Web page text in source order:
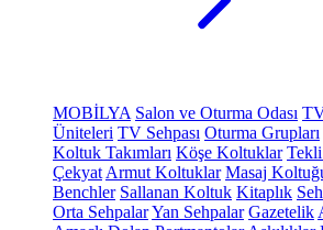
MOBİLYA Salon ve Oturma Odası
Üniteleri TV Sehpası Oturma Grupları
Koltuk Takımları Köşe Koltuklar
Çekyat Armut Koltuklar Masaj
Benchler Sallanan Koltuk Kitaplık
Orta SehpalarYan Sehpalar Gazetelik